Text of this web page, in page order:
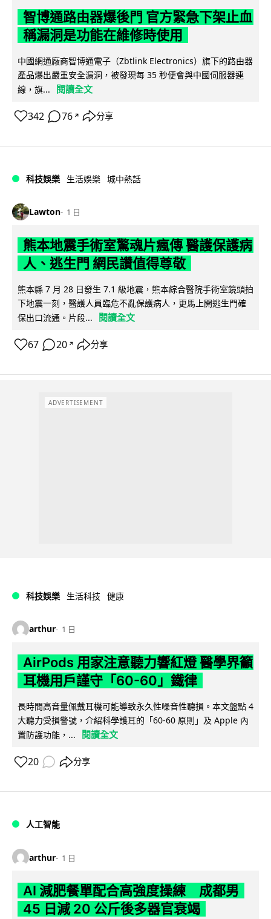
智博通路由器爆後門 官方緊急下架止血
稱漏洞是功能在維修時使用
中國網通廠商智博通電子（Zbtlink Electronics）旗下的路由器
產品爆出嚴重安全漏洞，被發現每 35 秒便會與中國伺服器連
線，旗...
閱讀全文
342 76 ↗ 分享
科技娛樂 生活娛樂 城中熱話
Lawton 1 日
熊本地震手術室驚魂片瘋傳 醫護保護病
人、逃生門 網民讚值得尊敬
熊本縣 7 月 28 日發生 7.1 級地震，熊本綜合醫院手術室鏡頭拍
下地震一刻，醫護人員臨危不亂保護病人，更馬上開逃生門確
保出口流通。片段...
閱讀全文
67 20 ↗ 分享
ADVERTISEMENT
科技娛樂 生活科技 健康
arthur 1 日
AirPods 用家注意聽力響紅燈 醫學界籲
耳機用戶謹守「60-60」鐵律
長時間高音量佩戴耳機可能導致永久性噪音性聽損。本文盤點 4
大聽力受損警號，介紹科學護耳的「60-60 原則」及 Apple 內
置防護功能，...
閱讀全文
20 分享
人工智能
arthur 1 日
AI 減肥餐單配合高強度操練 成都男
45 日減 20 公斤後多器官衰竭